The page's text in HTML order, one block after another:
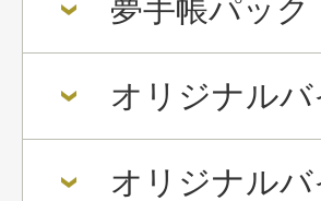
夢手帳パック
オリジナル
オリジナル